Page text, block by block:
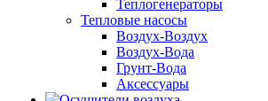
Теплогенераторы
Тепловые насосы
Воздух-Воздух
Воздух-Вода
Грунт-Вода
Аксессуары